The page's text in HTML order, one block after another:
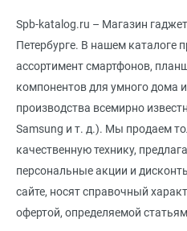
Spb-katalog.ru – Магазин
Петербурге. В нашем каталоге
ассортимент смартфонов,
компонентов для умного дома
производства всемирно
Samsung и т. д.). Мы продаем
качественную технику,
персональные акции и
сайте, носят справочный
офертой, определяемой